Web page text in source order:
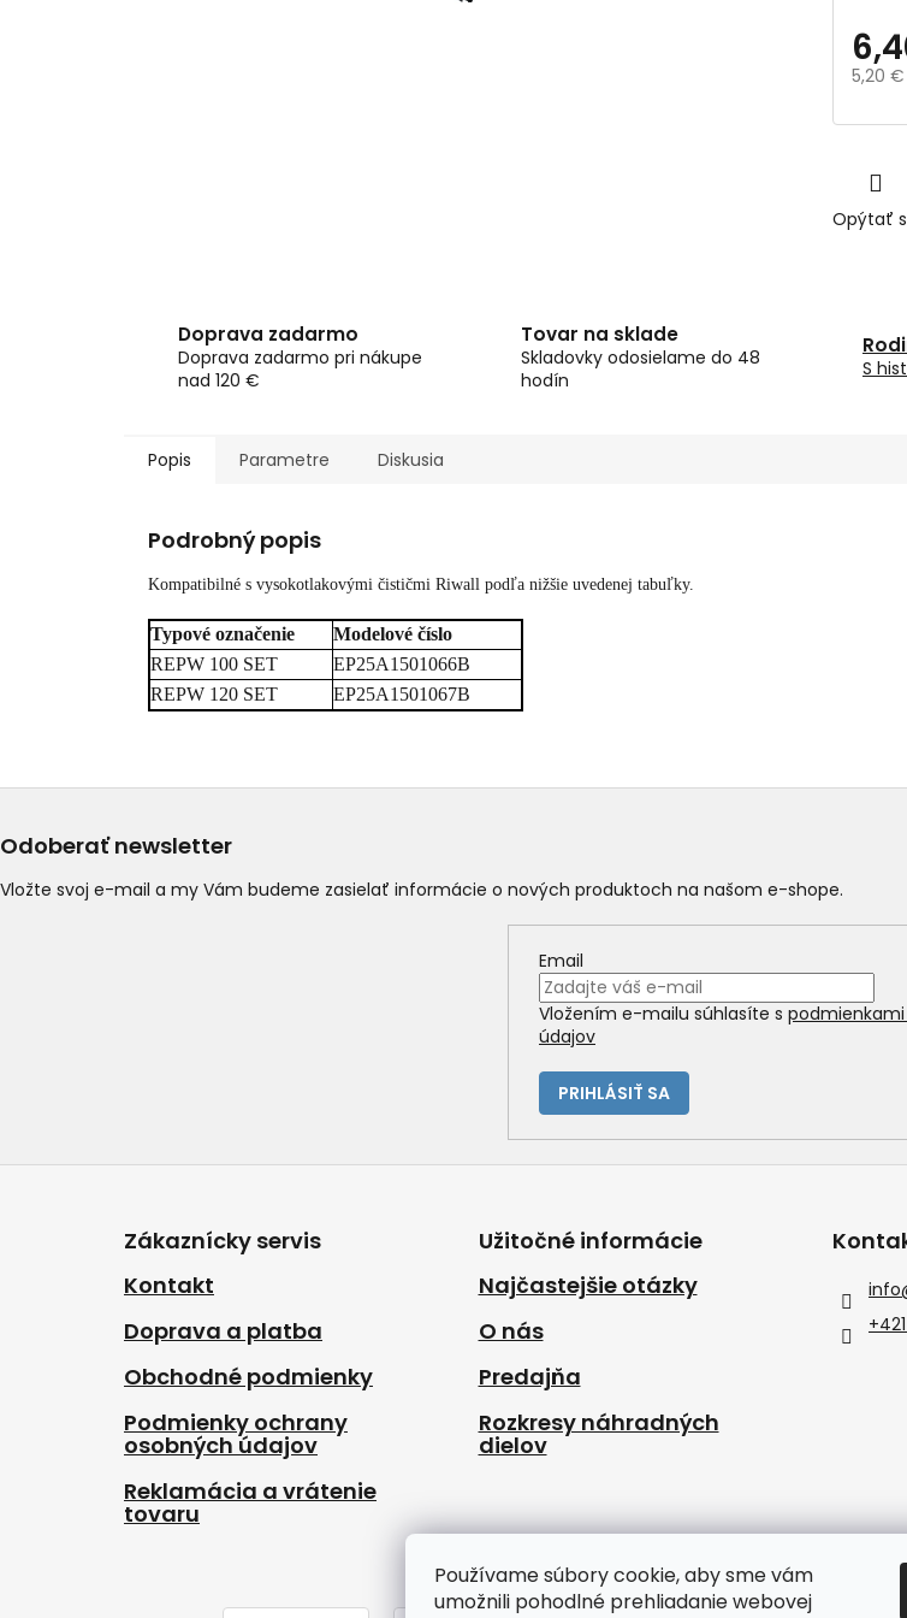
Používame súbory cookie, aby sme vám
umožnili pohodlné prehliadanie webovej
5,20 €
cena:
Opýtať
Doprava zadarmo
Doprava zadarmo pri nákupe
nad 120 €
Tovar na sklade
Skladovky odosielame do 48
hodín
S
Popis Parametre Diskusia
Podrobný popis
Kompatibilné s vysokotlakovými čističmi Riwall podľa nižšie uvedenej tabuľky.
Typové označenie
Modelové číslo
REPW 100 SET
EP25A1501066B
REPW 120 SET
EP25A1501067B
Odoberať newsletter
Vložte svoj e-mail a my Vám budeme zasielať informácie o nových produktoch na našom e-shope.
Email
Vložením e-mailu súhlasíte s
údajov
PRIHLÁSIŤ SA
Z
Zákaznícky servis
Kontakt
Doprava a platba
Obchodné podmienky
Podmienky ochrany
osobných údajov
Reklamácia a vrátenie
tovaru
Užitočné informácie
Najčastejšie otázky
O nás
Predajňa
Rozkresy náhradných
dielov
info